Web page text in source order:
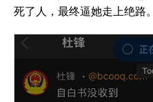
死了人，最终逼她走上绝路。